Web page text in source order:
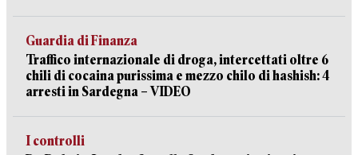
Guardia di Finanza
Traffico internazionale di droga, intercettati oltre 6
chili di cocaina purissima e mezzo chilo di hashish: 4
arresti in Sardegna – VIDEO
I controlli